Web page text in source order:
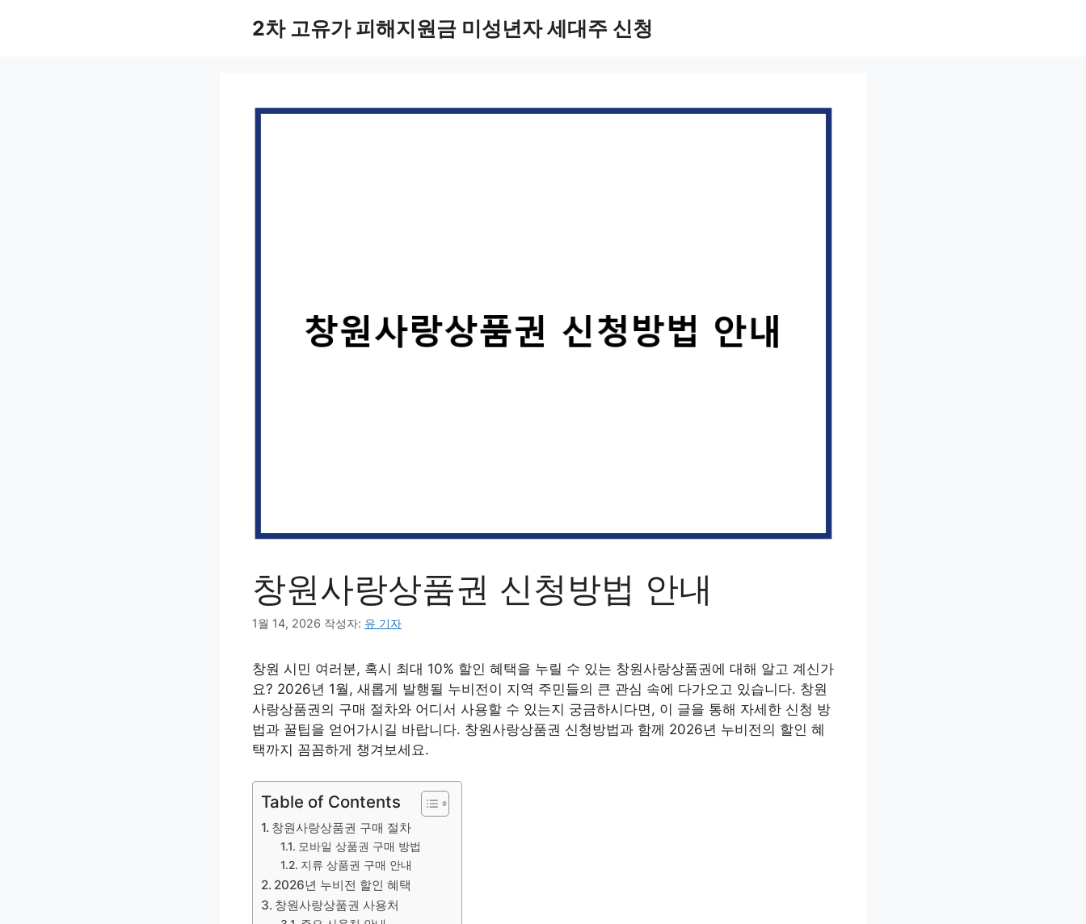
2차 고유가 피해지원금 미성년자 세대주 신청
창원사랑상품권 신청방법 안내
1월 14, 2026 작성자: 유 기자
창원 시민 여러분, 혹시 최대 10% 할인 혜택을 누릴 수 있는 창원사랑상품권에 대해 알고 계신가
요? 2026년 1월, 새롭게 발행될 누비전이 지역 주민들의 큰 관심 속에 다가오고 있습니다. 창원
사랑상품권의 구매 절차와 어디서 사용할 수 있는지 궁금하시다면, 이 글을 통해 자세한 신청 방
법과 꿀팁을 얻어가시길 바랍니다. 창원사랑상품권 신청방법과 함께 2026년 누비전의 할인 혜
택까지 꼼꼼하게 챙겨보세요.
Table of Contents
창원사랑상품권 구매 절차
모바일 상품권 구매 방법
지류 상품권 구매 안내
2026년 누비전 할인 혜택
창원사랑상품권 사용처